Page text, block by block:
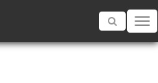
Toggle